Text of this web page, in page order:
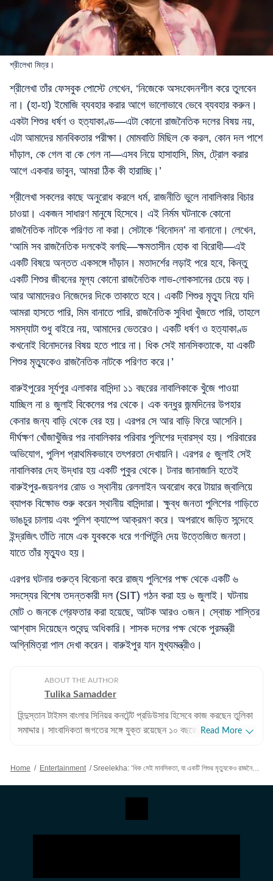
শ্রীলেখা মিত্র।
শ্রীলেখা তাঁর ফেসবুক পোস্টে লেখেন, ‘নিজেকে অসংবেদনশীল করে তুলবেন
না। (হা-হা) ইমোজি ব্যবহার করার আগে ভালোভাবে ভেবে ব্যবহার করুন।
একটা শিশুর ধর্ষণ ও হত্যাকাণ্ড—এটা কোনো রাজনৈতিক দলের বিষয় নয়,
এটা আমাদের মানবিকতার পরীক্ষা। মোমবাতি মিছিল কে করল, কোন দল পাশে
দাঁড়াল, কে গেল বা কে গেল না—এসব নিয়ে হাসাহাসি, মিম, ট্রোল করার
আগে একবার ভাবুন, আমরা ঠিক কী হারাচ্ছি।’
শ্রীলেখা সকলের কাছে অনুরোধ করলে ধর্ম, রাজনীতি ভুলে নাবালিকার বিচার
চাওয়া। একজন সাধারণ মানুষে হিসেবে। এই নির্মম ঘটনাকে কোনো
রাজনৈতিক নাটকে পরিণত না করা। সেটাকে ‘বিনোদন’ না বানানো। লেখেন,
‘আমি সব রাজনৈতিক দলকেই বলছি—ক্ষমতাসীন হোক বা বিরোধী—এই
একটি বিষয়ে অন্তত একসঙ্গে দাঁড়ান। মতাদর্শের লড়াই পরে হবে, কিন্তু
একটি শিশুর জীবনের মূল্য কোনো রাজনৈতিক লাভ-লোকসানের চেয়ে বড়।
আর আমাদেরও নিজেদের দিকে তাকাতে হবে। একটি শিশুর মৃত্যু নিয়ে যদি
আমরা হাসতে পারি, মিম বানাতে পারি, রাজনৈতিক সুবিধা খুঁজতে পারি, তাহলে
সমস্যাটা শুধু বাইরে নয়, আমাদের ভেতরেও। একটি ধর্ষণ ও হত্যাকাণ্ড
কখনোই বিনোদনের বিষয় হতে পারে না। ধিক সেই মানসিকতাকে, যা একটি
শিশুর মৃত্যুকেও রাজনৈতিক নাটকে পরিণত করে।’
বারুইপুরের সূর্যপুর এলাকার বাসিন্দা ১১ বছরের নাবালিকাকে খুঁজে পাওয়া
যাচ্ছিল না ৪ জুলাই বিকেলের পর থেকে। এক বন্ধুর জন্মদিনের উপহার
কেনার জন্য বাড়ি থেকে বের হয়। এরপর সে আর বাড়ি ফিরে আসেনি।
দীর্ঘক্ষণ খোঁজাখুঁজির পর নাবালিকার পরিবার পুলিশের দ্বারস্থ হয়। পরিবারের
অভিযোগ, পুলিশ প্রাথমিকভাবে তৎপরতা দেখায়নি। এরপর ৫ জুলাই সেই
নাবালিকার দেহ উদ্ধার হয় একটি পুকুর থেকে। টনার জানাজানি হতেই
বারুইপুর-জয়নগর রোড ও স্থানীয় রেললাইন অবরোধ করে টায়ার জ্বালিয়ে
ব্যাপক বিক্ষোভ শুরু করেন স্থানীয় বাসিন্দারা। ক্ষুব্ধ জনতা পুলিশের গাড়িতে
ভাঙচুর চালায় এবং পুলিশ ক্যাম্পে আক্রমণ করে। অপরাধে জড়িত সন্দেহে
ইন্দ্রজিৎ তাঁতি নামে এক যুবককে ধরে গণপিটুনি দেয় উত্তেজিত জনতা।
যাতে তাঁর মৃত্যুও হয়।
এরপর ঘটনার গুরুত্ব বিবেচনা করে রাজ্য পুলিশের পক্ষ থেকে একটি ৬
সদস্যের বিশেষ তদন্তকারী দল (SIT) গঠন করা হয় ৬ জুলাই। ঘটনায়
মোট ৩ জনকে গ্রেফতার করা হয়েছে, আটক আরও ৩জন। স্বোচ্চ শাস্তির
আশ্বাস দিয়েছেন শুবেন্দু অধিকারি। শাসক দলের পক্ষ থেকে পুরমন্ত্রী
অগ্নিমিত্রা পাল দেখা করেন। বারুইপুর যান মুখ্যমন্ত্রীও।
ABOUT THE AUTHOR
Tulika Samadder
হিন্দুস্তান টাইমস বাংলার সিনিয়র কনটেন্ট প্রডিউসার হিসেবে কাজ করছেন তুলিকা
সমাদ্দার। সাংবাদিকতা জগতের সঙ্গে যুক্ত রয়েছেন ১০ বছরেরও বেশি সময়
খুঁটিনাটি খবর রাখা, এমনকী অজানা হাঁড়ির খবরও গসিপ-প্রেমী পাঠকদের কাছে
Communication) নিয়ে তুলিকা তাঁর স্নাতক স্তরের পড়াশোনা সম্পন্ন
থেকে। ১০ বছরের দীর্ঘ সাংবাদিকতা জীবনে তুলিকার কাজের জগতে হাতেখড়ি হয়
Read More
Home / Entertainment / Sreelekha: ‘ধিক সেই মানসিকতা, যা একটি শিশুর মৃত্যুকেও রাজনৈতিক নাটক…’, বারুইপুর ধর্ষণ-খুনের ঘটনায় গর্জে উঠলেন শ্রীলেখা